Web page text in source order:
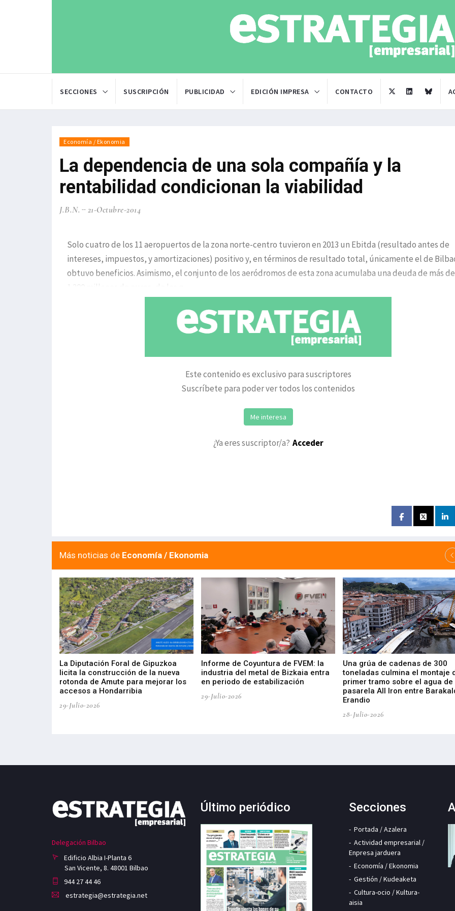
SECCIONES SUSCRIPCIÓN PUBLICIDAD EDICIÓN IMPRESA CONTACTO
Economía / Ekonomia
La dependencia de una sola compañía y la
rentabilidad condicionan la viabilidad
J.B.N. 21-Octubre-2014
Solo cuatro de los 11 aeropuertos de la zona norte-centro tuvieron en 2013 un Ebitda (resultado antes de
intereses, impuestos, y amortizaciones) positivo y, en términos de resultado total, únicamente el de
obtuvo beneficios. Asimismo, el conjunto de los aeródromos de esta zona acumulaba una deuda de más de
1.200 millones de euros, de los q
Este contenido es exclusivo para suscriptores
Suscríbete para poder ver todos los contenidos
Me interesa
¿Ya eres suscriptor/a? Acceder
Más noticias de Economía / Ekonomia
La Diputación Foral de Gipuzkoa
licita la construcción de la nueva
rotonda de Amute para mejorar los
accesos a Hondarribia
29-Julio-2026
Informe de Coyuntura de FVEM: la
industria del metal de Bizkaia entra
en periodo de estabilización
29-Julio-2026
Una grúa de cadenas de 300
toneladas culmina el montaje
primer tramo sobre el agua de
pasarela All Iron entre
Erandio
28-Julio-2026
Delegación Bilbao
Edificio Albia I-Planta 6
San Vicente, 8. 48001 Bilbao
944 27 44 46
estrategia@estrategia.net
Último periódico Secciones
Portada / Azalera
Actividad empresarial /
Enpresa jarduera
Economía / Ekonomia
Gestión / Kudeaketa
Cultura-ocio / Kultura-
aisia